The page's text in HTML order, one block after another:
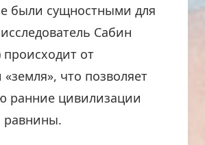
были сущностными для
Сабин
происходит от
что позволяет
ранние цивилизации
равнины.